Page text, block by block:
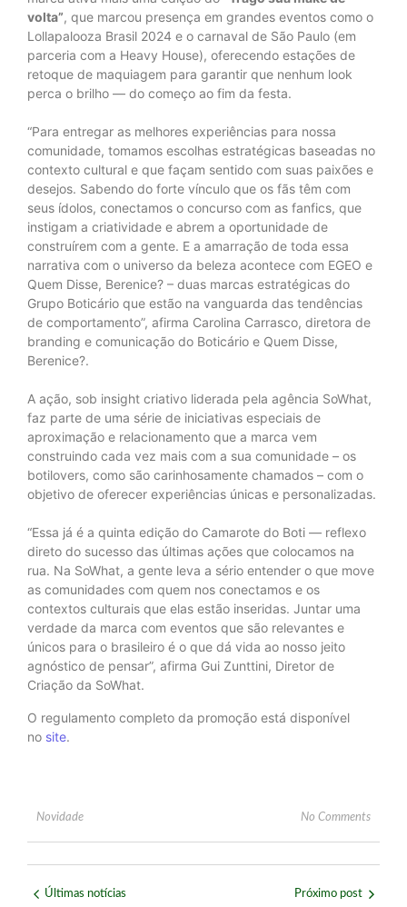
volta”, que marcou presença em grandes eventos como o
Lollapalooza Brasil 2024 e o carnaval de São Paulo (em
parceria com a Heavy House), oferecendo estações de
retoque de maquiagem para garantir que nenhum look
perca o brilho — do começo ao fim da festa.
“Para entregar as melhores experiências para nossa
comunidade, tomamos escolhas estratégicas baseadas no
contexto cultural e que façam sentido com suas paixões e
desejos. Sabendo do forte vínculo que os fãs têm com
seus ídolos, conectamos o concurso com as fanfics, que
instigam a criatividade e abrem a oportunidade de
construírem com a gente. E a amarração de toda essa
narrativa com o universo da beleza acontece com EGEO e
Quem Disse, Berenice? – duas marcas estratégicas do
Grupo Boticário que estão na vanguarda das tendências
de comportamento”, afirma Carolina Carrasco, diretora de
branding e comunicação do Boticário e Quem Disse,
Berenice?.
A ação, sob insight criativo liderada pela agência SoWhat,
faz parte de uma série de iniciativas especiais de
aproximação e relacionamento que a marca vem
construindo cada vez mais com a sua comunidade – os
botilovers, como são carinhosamente chamados – com o
objetivo de oferecer experiências únicas e personalizadas.
“Essa já é a quinta edição do Camarote do Boti — reflexo
direto do sucesso das últimas ações que colocamos na
rua. Na SoWhat, a gente leva a sério entender o que move
as comunidades com quem nos conectamos e os
contextos culturais que elas estão inseridas. Juntar uma
verdade da marca com eventos que são relevantes e
únicos para o brasileiro é o que dá vida ao nosso jeito
agnóstico de pensar”, afirma Gui Zunttini, Diretor de
Criação da SoWhat.
O regulamento completo da promoção está disponível
no site.
Novidade No Comments
Últimas notícias Próximo post